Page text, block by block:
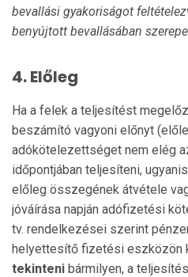
bevallási gyakoriságot
benyújtott bevallásában
4.Előleg
Ha a felek a teljesítést
beszámító vagyoni előnyt
adókötelezettséget nem elég
időpontjában teljesíteni,
előleg összegének átvétele
jóváírása napján adófizetési
tv. rendelkezései szerint
helyettesítő fizetési eszközön
tekinteni bármilyen, a